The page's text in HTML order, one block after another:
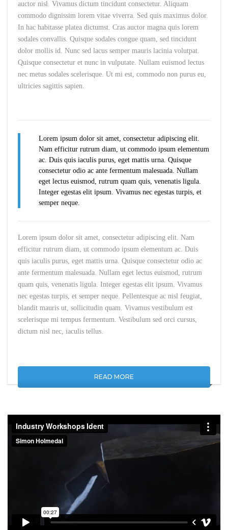
auctor nisl. Vivamus dictum tincidunt consectetur. Aliquam
commodo dignissim lorem vitae viverra. Sed quis maximus dolor.
In hac habitasse platea dictumst. Cras auctor magna quis lorem
sodales convallis. Quisque sodales congue quam, sed tincidunt
dolor mollis id. Nunc sed lacus semper mauris lacinia volutpat.
Quisque consectetur et nunc in vulputate. Nullam euismod lectus
nec metus sodales scelerisque. Ut mi est, commodo non purus eu,
ultricies sagittis sapien.
Lorem ipsum dolor sit amet, consectetur adipiscing elit.
Nam efficitur rutrum diam, ut commodo ipsum elementum
ac. Duis quis iaculis purus, eget mattis urna. Quisque
consectetur odio ac ante fermentum malesuada. Nullam
eget lectus euismod, rutrum quam quis, venenatis ligula.
Integer egestas elit ipsum. Vivamus nec egestas turpis, et
semper neque.
Lorem ipsum dolor sit amet, consectetur adipiscing elit. Nam
efficitur rutrum diam, ut commodo ipsum elementum ac. Duis
quis iaculis purus, eget mattis urna. Quisque consectetur odio ac
ante fermentum malesuada. Nullam eget lectus euismod, rutrum
quam quis, venenatis ligula. Integer egestas elit ipsum. Vivamus
nec egestas turpis, et semper neque. Pellentesque ac nisl feugiat,
blandit mauris ut, sollicitudin quam. Vivamus vestibulum est
scelerisque mi tempus fermentum. Vestibulum sed orci cursus,
dictum nisl nec, iaculis tellus.
READ MORE